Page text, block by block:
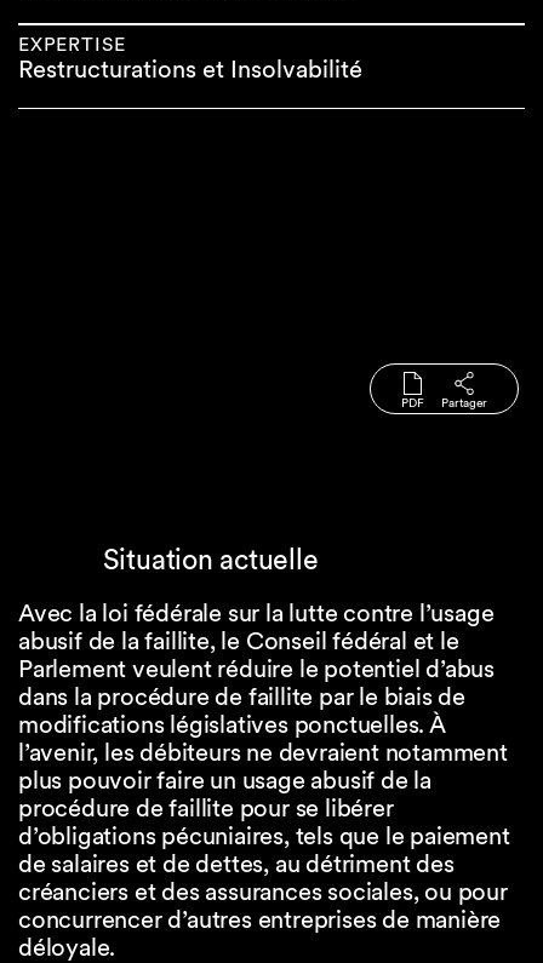
EXPERTISE
Restructurations et Insolvabilité
PDF Partager
Situation actuelle
Avec la loi fédérale sur la lutte contre l’usage
abusif de la faillite, le Conseil fédéral et le
Parlement veulent réduire le potentiel d’abus
dans la procédure de faillite par le biais de
modifications législatives ponctuelles. À
l’avenir, les débiteurs ne devraient notamment
plus pouvoir faire un usage abusif de la
procédure de faillite pour se libérer
d’obligations pécuniaires, tels que le paiement
de salaires et de dettes, au détriment des
créanciers et des assurances sociales, ou pour
concurrencer d’autres entreprises de manière
déloyale.